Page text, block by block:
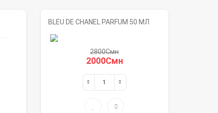
BLEU DE CHANEL PARFUM 50 МЛ
2800Смн
2000Смн